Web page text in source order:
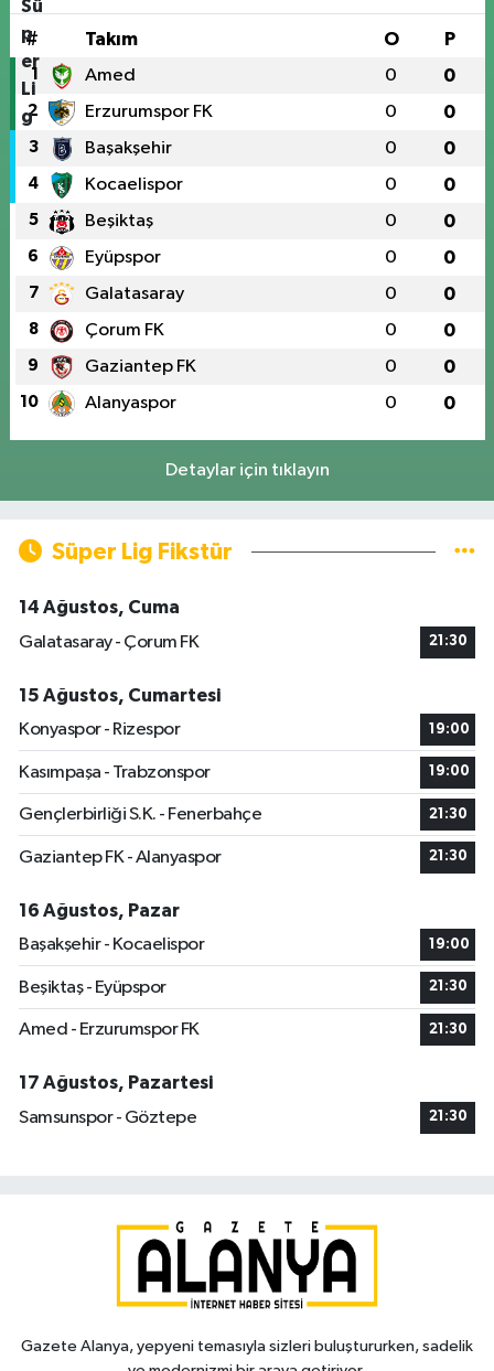
# Takım O P
1 Amed 0 0
2 Erzurumspor FK 0 0
3 Başakşehir 0 0
4 Kocaelispor 0 0
5 Beşiktaş 0 0
6 Eyüpspor 0 0
7 Galatasaray 0 0
8 Çorum FK 0 0
9 Gaziantep FK 0 0
10 Alanyaspor 0 0
Detaylar için tıklayın
Süper Lig Fikstür
14 Ağustos, Cuma
Galatasaray - Çorum FK
21:30
15 Ağustos, Cumartesi
Konyaspor - Rizespor
19:00
Kasımpaşa - Trabzonspor 19:00
Gençlerbirliği S.K. - Fenerbahçe 21:30
Gaziantep FK - Alanyaspor 21:30
16 Ağustos, Pazar
Başakşehir - Kocaelispor
19:00
Beşiktaş - Eyüpspor 21:30
Amed - Erzurumspor FK 21:30
17 Ağustos, Pazartesi
Samsunspor - Göztepe
21:30
Gazete Alanya, yepyeni temasıyla sizleri buluştururken, sadelik